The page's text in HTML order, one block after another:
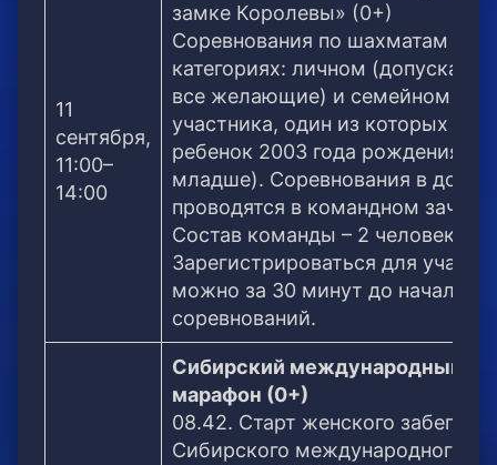
11
сентября,
11:00–
14:00
замке Королевы» (0+)
Cоревнования по шахматам в
категориях: личном
все желающие) и семейном (два
участника, один из которых –
ребенок 2003 года рождения
младше). Соревнования в
проводятся в командном зачете.
Состав команды – 2 человека.
Зарегистрироваться для
можно за 30 минут до начала
соревнований.
Сибирский международный
марафон (0+)
08.42. Старт женского забега
Сибирского международного